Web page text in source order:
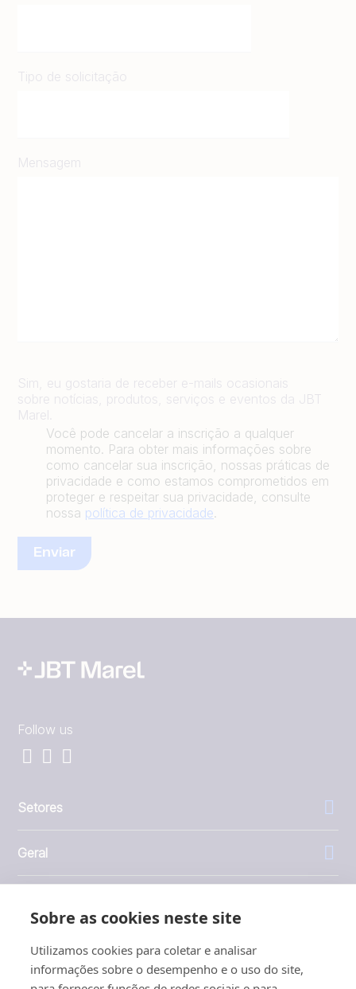
Sobre as cookies neste site
Utilizamos cookies para coletar e analisar
informações sobre o desempenho e o uso do site,
Tipo de solicitação
Mensagem
Sim, eu gostaria de receber e-mails ocasionais
sobre notícias, produtos, serviços e eventos da JBT
Marel.
Você pode cancelar a inscrição a qualquer
momento. Para obter mais informações sobre
como cancelar sua inscrição, nossas práticas de
privacidade e como estamos comprometidos em
proteger e respeitar sua privacidade, consulte
nossa política de privacidade.
Follow us
Setores
Geral
Investidores